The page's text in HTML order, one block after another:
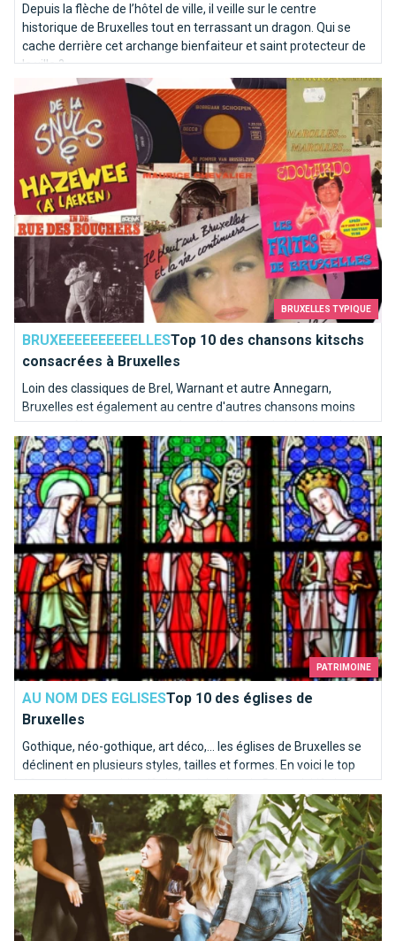
Depuis la flèche de l’hôtel de ville, il veille sur le centre
historique de Bruxelles tout en terrassant un dragon. Qui se
cache derrière cet archange bienfaiteur et saint protecteur de
la ville ?
BRUXELLES TYPIQUE
BRUXEEEEEEEEEELLESTop 10 des chansons kitschs
consacrées à Bruxelles
Loin des classiques de Brel, Warnant et autre Annegarn,
Bruxelles est également au centre d'autres chansons moins
connues. Nous avons poussé une pièce dans le juke-box de la
capitale de l'Europe pour en sortir les mélodies les plus kitschs.
Top 10 des chansons kitschs consacrées à Bruxelles
PATRIMOINE
AU NOM DES EGLISESTop 10 des églises de
Bruxelles
Gothique, néo-gothique, art déco,... les églises de Bruxelles se
déclinent en plusieurs styles, tailles et formes. En voici le top
10, totalement subjectif, de la rédaction de BrusselsLife.be
Top 10 des églises de Bruxelles
Que faire sous le soleil à Bruxelles?